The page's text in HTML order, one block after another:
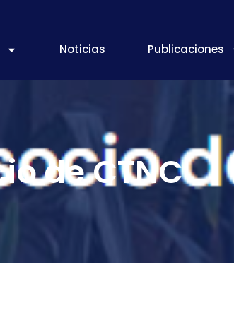
Noticias Publicaciones
de CTNC